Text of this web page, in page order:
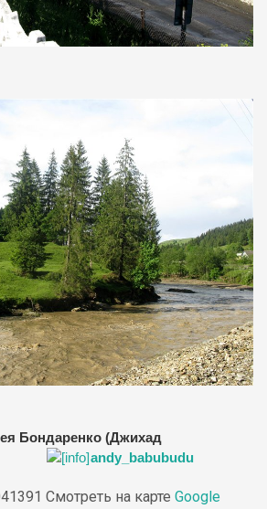
Бондаренко (Джихад
andy_babubudu
Смотреть на карте Google